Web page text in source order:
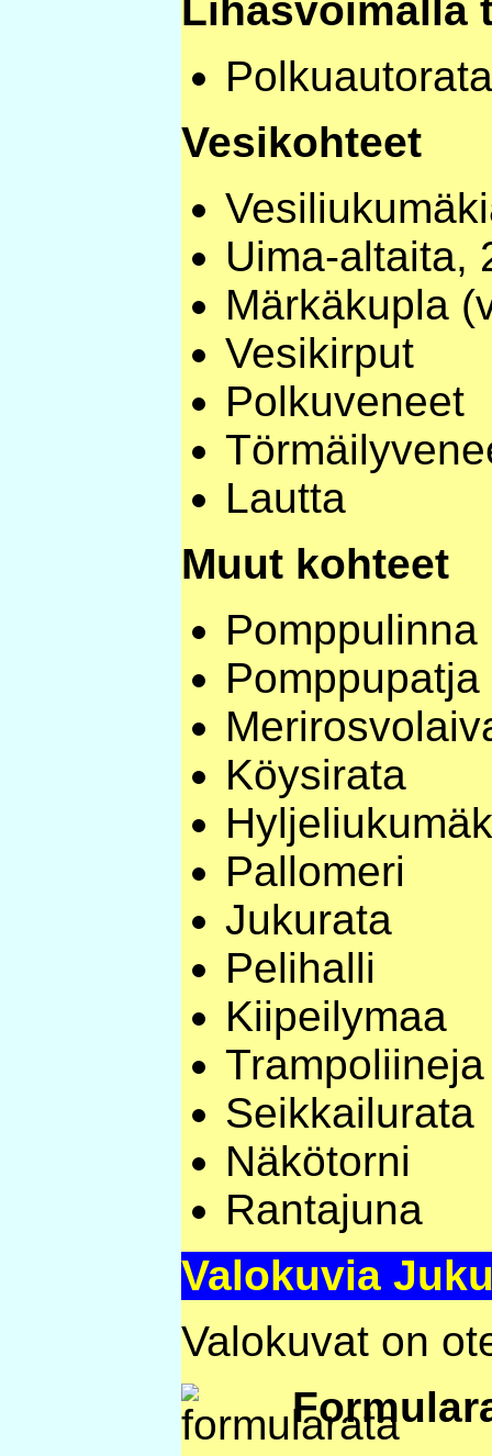
Lihasvoimalla
Polkuautorata
Vesikohteet
Uima-altaita,
Märkäkupla
Vesikirput
Polkuveneet
Lautta
Muut kohteet
Pomppulinna
Köysirata
Pallomeri
Jukurata
Pelihalli
Kiipeilymaa
Trampoliineja
Seikkailurata
Näkötorni
Rantajuna
Valokuvia
Valokuvat on